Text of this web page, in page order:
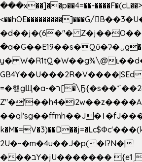
���x��]��p��4=��-
<��hOE���������]���G/
�d��j�(6�"�
�a�G��E19��s�Qű�ʔ�ۍg�D�O�Rڢ��6�"=Uh����
y� W�R1tQ�W��g%\@
=�헆gЩ�a-�ר[�̐\Ҕ{�s��*`��2撋
��ql'sg��ffmh��J�ߠ�fJ���;P��k��خ�ﰬj��0��E8��6G���գN9?
2U�~�m�4u��J�p( �I?N�|
���בY�jU������� {e1ˏ���ċ�